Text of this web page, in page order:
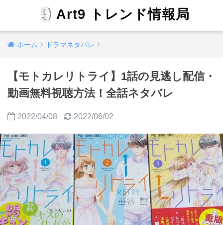
Art9 トレンド情報局
ホーム ドラマネタバレ
【モトカレリトライ】1話の見逃し配信・
動画無料視聴方法！全話ネタバレ
2022/04/08 2022/06/02